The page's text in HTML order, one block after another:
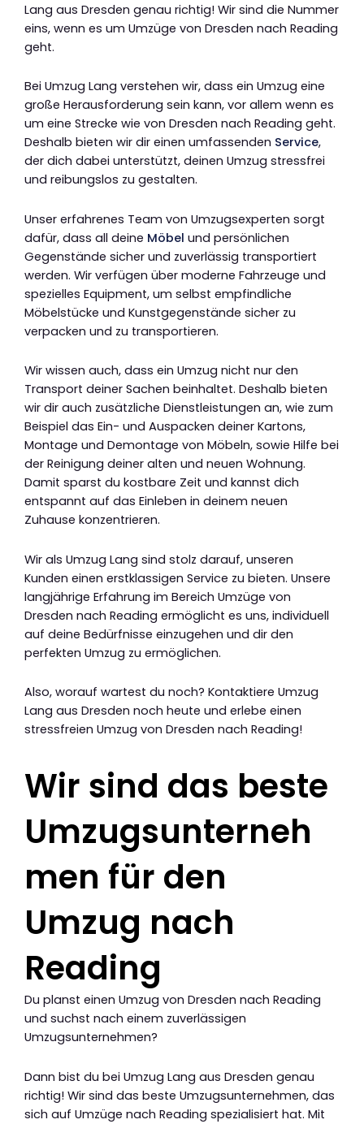
Lang aus Dresden genau richtig! Wir sind die Nummer
eins, wenn es um Umzüge von Dresden nach Reading
geht.
Bei Umzug Lang verstehen wir, dass ein Umzug eine
große Herausforderung sein kann, vor allem wenn es
um eine Strecke wie von Dresden nach Reading geht.
Deshalb bieten wir dir einen umfassenden Service,
der dich dabei unterstützt, deinen Umzug stressfrei
und reibungslos zu gestalten.
Unser erfahrenes Team von Umzugsexperten sorgt
dafür, dass all deine Möbel und persönlichen
Gegenstände sicher und zuverlässig transportiert
werden. Wir verfügen über moderne Fahrzeuge und
spezielles Equipment, um selbst empfindliche
Möbelstücke und Kunstgegenstände sicher zu
verpacken und zu transportieren.
Wir wissen auch, dass ein Umzug nicht nur den
Transport deiner Sachen beinhaltet. Deshalb bieten
wir dir auch zusätzliche Dienstleistungen an, wie zum
Beispiel das Ein- und Auspacken deiner Kartons,
Montage und Demontage von Möbeln, sowie Hilfe bei
der Reinigung deiner alten und neuen Wohnung.
Damit sparst du kostbare Zeit und kannst dich
entspannt auf das Einleben in deinem neuen
Zuhause konzentrieren.
Wir als Umzug Lang sind stolz darauf, unseren
Kunden einen erstklassigen Service zu bieten. Unsere
langjährige Erfahrung im Bereich Umzüge von
Dresden nach Reading ermöglicht es uns, individuell
auf deine Bedürfnisse einzugehen und dir den
perfekten Umzug zu ermöglichen.
Also, worauf wartest du noch? Kontaktiere Umzug
Lang aus Dresden noch heute und erlebe einen
stressfreien Umzug von Dresden nach Reading!
Wir sind das beste
Umzugsunterneh
men für den
Umzug nach
Reading
Du planst einen Umzug von Dresden nach Reading
und suchst nach einem zuverlässigen
Umzugsunternehmen?
Dann bist du bei Umzug Lang aus Dresden genau
richtig! Wir sind das beste Umzugsunternehmen, das
sich auf Umzüge nach Reading spezialisiert hat. Mit